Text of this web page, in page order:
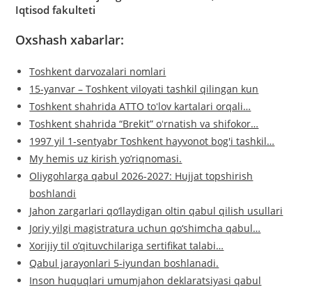
Iqtisod fakulteti
Oxshash xabarlar:
Toshkent darvozalari nomlari
15-yanvar – Toshkent viloyati tashkil qilingan kun
Toshkent shahrida ATTO toʻlov kartalari orqali…
Toshkent shahrida “Brekit” oʻrnatish va shifokor…
1997 yil 1-sentyabr Toshkent hayvonot bog'i tashkil…
My hemis uz kirish yo’riqnomasi.
Oliygohlarga qabul 2026-2027: Hujjat topshirish
boshlandi
Jahon zargarlari qo‘llaydigan oltin qabul qilish usullari
Joriy yilgi magistratura uchun qo‘shimcha qabul…
Xorijiy til o’qituvchilariga sertifikat talabi…
Qabul jarayonlari 5-iyundan boshlanadi.
Inson huquqlari umumjahon deklaratsiyasi qabul